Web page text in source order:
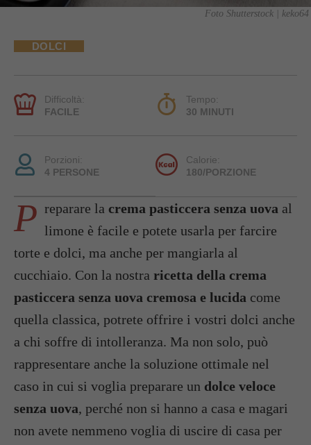
Foto Shutterstock | keko64
DOLCI
Difficoltà:
FACILE
Tempo:
30 MINUTI
Porzioni:
4 PERSONE
Calorie:
180/PORZIONE
P reparare la crema pasticcera senza uova al
limone è facile e potete usarla per farcire
torte e dolci, ma anche per mangiarla al
cucchiaio. Con la nostra ricetta della crema
pasticcera senza uova cremosa e lucida come
quella classica, potrete offrire i vostri dolci anche
a chi soffre di intolleranza. Ma non solo, può
rappresentare anche la soluzione ottimale nel
caso in cui si voglia preparare un dolce veloce
senza uova, perché non si hanno a casa e magari
non avete nemmeno voglia di uscire di casa per